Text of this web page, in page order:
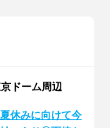
ドーム周辺
休みに向けて今